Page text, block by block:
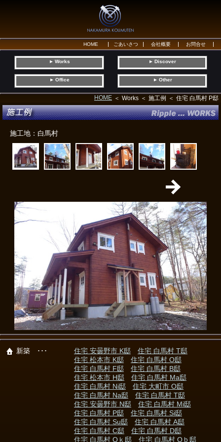
HOME ごあいさつ 会社概要 お問合せ
▼ Works ▼ Discover
▼ Office ▼ Other
HOME Works 施工例 住宅 白馬村 P邸
施工地：白馬村
新築 ･･･ 住宅 安曇野市 K邸
住宅 白馬村 T邸
住宅 松本市 K邸
住宅 白馬村 O邸
住宅 白馬村 F邸
住宅 白馬村 B邸
住宅 松本市 H邸
住宅 白馬村 Ma邸
住宅 白馬村 Ni邸
住宅 大町市 O邸
住宅 白馬村 Na邸
住宅 白馬村 T邸
住宅 安曇野市 N邸
住宅 白馬村 Mi邸
住宅 白馬村 P邸
住宅 白馬村 Si邸
住宅 白馬村 Su邸
住宅 白馬村 A邸
住宅 白馬村 C邸
住宅 白馬村 D邸
住宅 白馬村 Oｋ邸
住宅 白馬村 Oｂ邸